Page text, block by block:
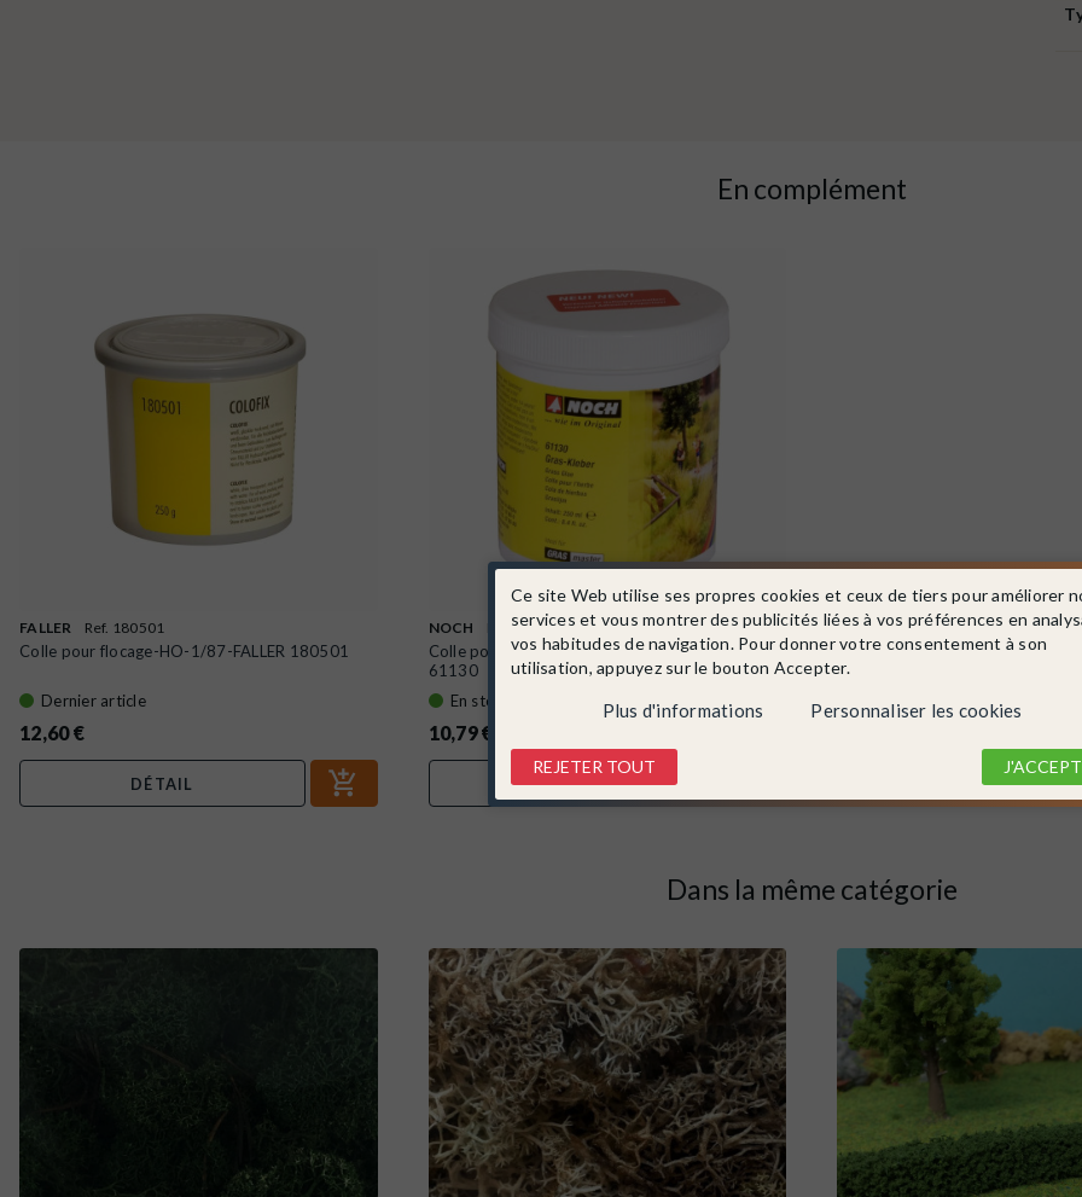
En complément
FALLER Ref. 180501
Colle pour flocage-HO-1/87-FALLER 180501
Dernier article
12,60 €
DÉTAIL
NOCH Ref. 61130
Colle pour flocage, herbe et ballast 250g -NOCH
61130
En stock !
10,79 €
DÉTAIL
Dans la même catégorie
Ce site Web utilise ses propres cookies et ceux de tiers pour améliorer
services et vous montrer des publicités liées à vos préférences en
vos habitudes de navigation. Pour donner votre consentement à son
utilisation, appuyez sur le bouton Accepter.
Plus d'informations Personnaliser les cookies
REJETER TOUT